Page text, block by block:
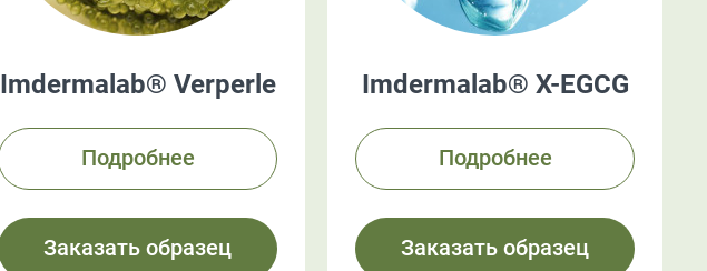
Imdermalab® Verperle
Подробнее
Заказать образец
Imdermalab® X-EGCG
Подробнее
Заказать образец